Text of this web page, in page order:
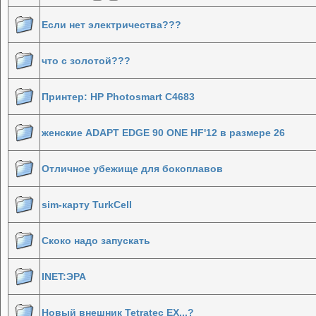
Если нет электричества???
что с золотой???
Принтер: HP Photosmart C4683
женские ADAPT EDGE 90 ONE HF'12 в размере 26
Отличное убежище для бокоплавов
sim-карту TurkCell
Скоко надо запускать
INET:ЭРА
Новый внешник Tetratec EX...?